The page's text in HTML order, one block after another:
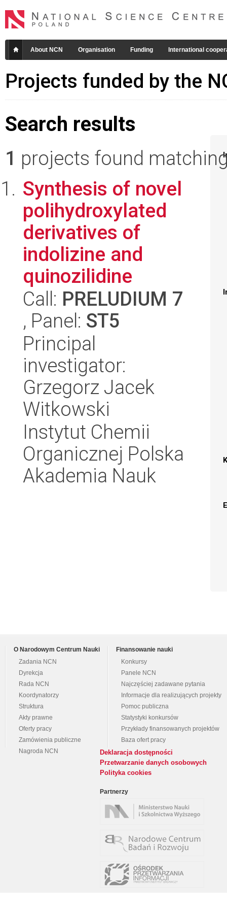
About NCN Organisation Funding International
Projects funded by the
Search results
1 projects found
Synthesis of novel
polihydroxylated
derivatives of
indolizine and
quinozilidine
Call: PRELUDIUM 7
, Panel: ST5
Principal
investigator:
Grzegorz Jacek
Witkowski
Instytut Chemii
Organicznej Polska
Akademia Nauk
O Narodowym Centrum Nauki
Zadania NCN
Dyrekcja
Rada NCN
Koordynatorzy
Struktura
Akty prawne
Oferty pracy
Zamówienia publiczne
Nagroda NCN
Finansowanie nauki
Konkursy
Panele NCN
Najczęściej zadawane pytania
Informacje dla realizujących projekty
Pomoc publiczna
Statystyki konkursów
Przykłady finansowanych projektów
Baza ofert pracy
Deklaracja dostępności
Przetwarzanie danych osobowych
Polityka cookies
Partnerzy